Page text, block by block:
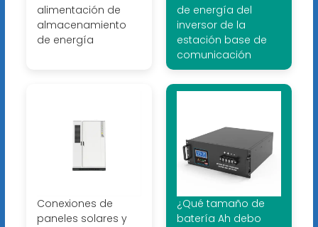
alimentación de
almacenamiento
de energía
de energía del
inversor de la
estación base de
comunicación
Conexiones de
paneles solares y
¿Qué tamaño de
batería Ah debo